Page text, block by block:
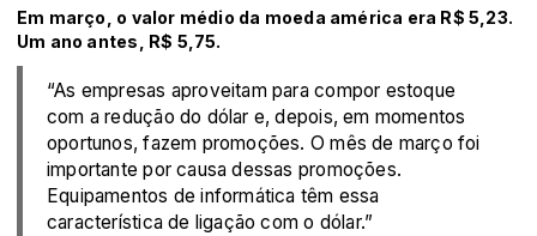
Em março, o valor médio da moeda américa era R$ 5,23.
Um ano antes, R$ 5,75.
“As empresas aproveitam para compor estoque
com a redução do dólar e, depois, em momentos
oportunos, fazem promoções. O mês de março foi
importante por causa dessas promoções.
Equipamentos de informática têm essa
característica de ligação com o dólar.”